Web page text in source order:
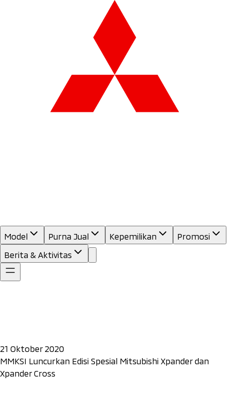
Model Purna Jual Kepemilikan
Promosi
Berita & Aktivitas
21 Oktober 2020
MMKSI Luncurkan Edisi Spesial Mitsubishi Xpander dan
Xpander Cross